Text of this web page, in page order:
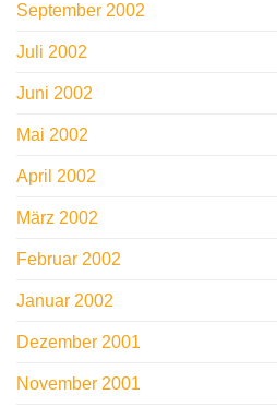
September 2002
Juli 2002
Juni 2002
Mai 2002
April 2002
März 2002
Februar 2002
Januar 2002
Dezember 2001
November 2001